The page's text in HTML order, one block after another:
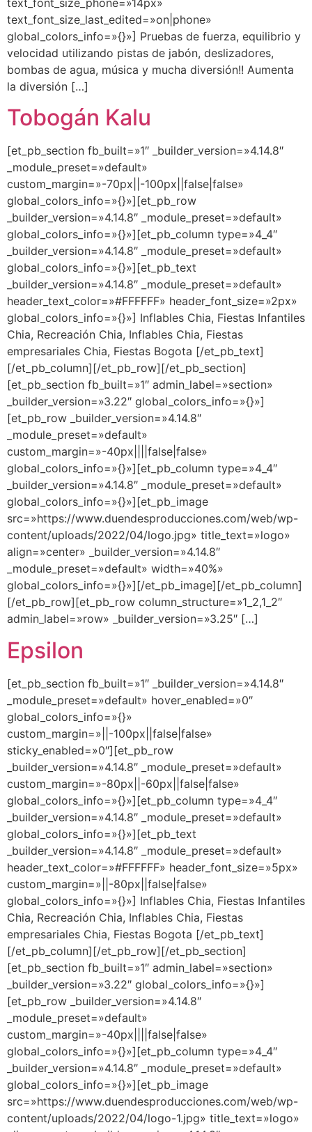
text_font_size_last_edited=»on|phone»
global_colors_info=»{}»] Pruebas de fuerza, equilibrio y
velocidad utilizando pistas de jabón, deslizadores,
bombas de agua, música y mucha diversión!! Aumenta
la diversión […]
Tobogán Kalu
[et_pb_section fb_built=»1″ _builder_version=»4.14.8″
_module_preset=»default»
custom_margin=»-70px||-100px||false|false»
global_colors_info=»{}»][et_pb_row
_builder_version=»4.14.8″ _module_preset=»default»
global_colors_info=»{}»][et_pb_column type=»4_4″
_builder_version=»4.14.8″ _module_preset=»default»
global_colors_info=»{}»][et_pb_text
_builder_version=»4.14.8″ _module_preset=»default»
header_text_color=»#FFFFFF» header_font_size=»2px»
global_colors_info=»{}»] Inflables Chia, Fiestas Infantiles
Chia, Recreación Chia, Inflables Chia, Fiestas
empresariales Chia, Fiestas Bogota [/et_pb_text]
[/et_pb_column][/et_pb_row][/et_pb_section]
[et_pb_section fb_built=»1″ admin_label=»section»
_builder_version=»3.22″ global_colors_info=»{}»]
[et_pb_row _builder_version=»4.14.8″
_module_preset=»default»
custom_margin=»-40px||||false|false»
global_colors_info=»{}»][et_pb_column type=»4_4″
_builder_version=»4.14.8″ _module_preset=»default»
global_colors_info=»{}»][et_pb_image
src=»https://www.duendesproducciones.com/web/wp-
content/uploads/2022/04/logo.jpg» title_text=»logo»
align=»center» _builder_version=»4.14.8″
_module_preset=»default» width=»40%»
global_colors_info=»{}»][/et_pb_image][/et_pb_column]
[/et_pb_row][et_pb_row column_structure=»1_2,1_2″
admin_label=»row» _builder_version=»3.25″ […]
Epsilon
[et_pb_section fb_built=»1″ _builder_version=»4.14.8″
_module_preset=»default» hover_enabled=»0″
global_colors_info=»{}»
custom_margin=»||-100px||false|false»
sticky_enabled=»0″][et_pb_row
_builder_version=»4.14.8″ _module_preset=»default»
custom_margin=»-80px||-60px||false|false»
global_colors_info=»{}»][et_pb_column type=»4_4″
_builder_version=»4.14.8″ _module_preset=»default»
global_colors_info=»{}»][et_pb_text
_builder_version=»4.14.8″ _module_preset=»default»
header_text_color=»#FFFFFF» header_font_size=»5px»
custom_margin=»||-80px||false|false»
global_colors_info=»{}»] Inflables Chia, Fiestas Infantiles
Chia, Recreación Chia, Inflables Chia, Fiestas
empresariales Chia, Fiestas Bogota [/et_pb_text]
[/et_pb_column][/et_pb_row][/et_pb_section]
[et_pb_section fb_built=»1″ admin_label=»section»
_builder_version=»3.22″ global_colors_info=»{}»]
[et_pb_row _builder_version=»4.14.8″
_module_preset=»default»
custom_margin=»-40px||||false|false»
global_colors_info=»{}»][et_pb_column type=»4_4″
_builder_version=»4.14.8″ _module_preset=»default»
global_colors_info=»{}»][et_pb_image
src=»https://www.duendesproducciones.com/web/wp-
content/uploads/2022/04/logo-1.jpg» title_text=»logo»